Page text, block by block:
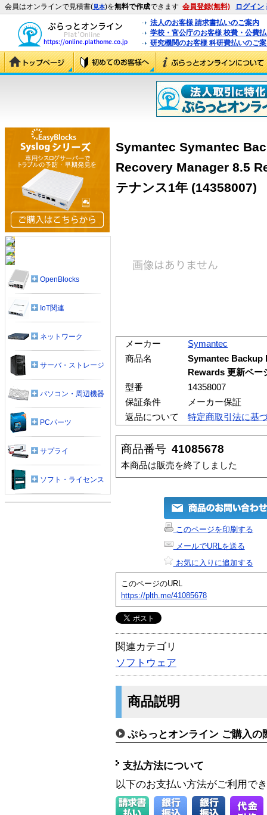
会員はオンラインで見積書(見本)を無料で作成できます 会員登録(無料) ログイン
法人のお客様 請求書払いのご案内
学校・官公庁のお客様 校費・公費
研究機関のお客様 科研費払いのご
Symantec Symantec
Recovery Manager 8.5
テナンス1年 (14358007)
メーカー
Symantec
商品名
Symantec Backup
Rewards 更新ベ
型番
14358007
保証条件
メーカー保証
返品について
特定商取引法に基
商品番号 41085678
本商品は販売を終了しました
このページを印刷する
メールでURLを送る
お気に入りに追加する
このページのURL
https://plth.me/41085678
関連カテゴリ
ソフトウェア
商品説明
ぷらっとオンライン ご購入の
支払方法について
以下のお支払い方法がご利用で
OpenBlocks
IoT関連
ネットワーク
サーバ・ストレージ
パソコン・周辺機器
PCパーツ
サプライ
ソフト・ライセンス